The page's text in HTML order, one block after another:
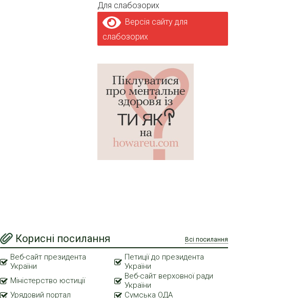
Для слабозорих
Версія сайту для
слабозорих
Корисні посилання Всі посилання
Веб-сайт президента
України
Петиції до президента
України
Міністерство юстиції
Веб-сайт верховної ради
України
Урядовий портал
Сумська ОДА